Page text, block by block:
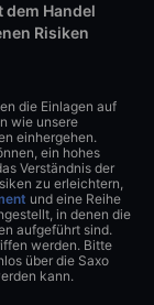
Handel
Risiken
die Einlagen auf
wie unsere
einhergehen.
ein hohes
Verständnis der
zu erleichtern,
und eine Reihe
in denen die
aufgeführt sind.
werden. Bitte
über die Saxo
kann.